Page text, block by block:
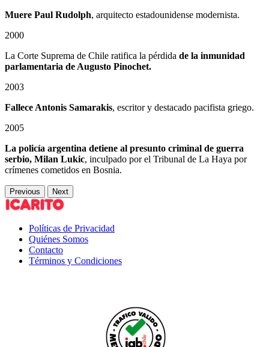
Muere Paul Rudolph, arquitecto estadounidense modernista.
2000
La Corte Suprema de Chile ratifica la pérdida de la inmunidad
parlamentaria de Augusto Pinochet.
2003
Fallece Antonis Samarakis, escritor y destacado pacifista griego.
2005
La policía argentina detiene al presunto criminal de guerra
serbio, Milan Lukic, inculpado por el Tribunal de La Haya por
crímenes cometidos en Bosnia.
Previous Next
Políticas de Privacidad
Quiénes Somos
Contacto
Términos y Condiciones